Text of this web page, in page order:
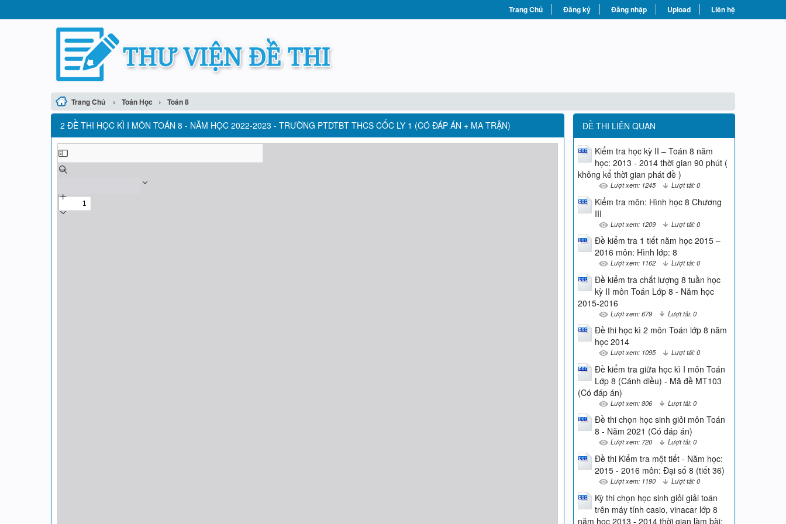
Trang Chủ Đăng ký Đăng nhập Upload Liên hệ
Trang Chủ › Toán Học › Toán 8
2 ĐỀ THI HỌC KÌ I MÔN TOÁN 8 - NĂM HỌC 2022-2023 - TRƯỜNG PTDTBT THCS CỐC LY 1 (CÓ ĐÁP ÁN + MA TRẬN) ĐỀ THI LIÊN QUAN
Kiểm tra học kỳ II – Toán 8 năm
học: 2013 - 2014 thời gian 90 phút (
không kể thời gian phát đề )
Lượt xem: 1245 Lượt tải: 0
Kiểm tra môn: Hình học 8 Chương
III
Lượt xem: 1209 Lượt tải: 0
Đề kiểm tra 1 tiết năm học 2015 –
2016 môn: Hình lớp: 8
Lượt xem: 1162 Lượt tải: 0
Đề kiểm tra chất lượng 8 tuần học
kỳ II môn Toán Lớp 8 - Năm học
2015-2016
Lượt xem: 679 Lượt tải: 0
Đề thi học kì 2 môn Toán lớp 8 năm
học 2014
Lượt xem: 1095 Lượt tải: 0
Đề kiểm tra giữa học kì I môn Toán
Lớp 8 (Cánh diều) - Mã đề MT103
(Có đáp án)
Lượt xem: 806 Lượt tải: 0
Đề thi chọn học sinh giỏi môn Toán
8 - Năm 2021 (Có đáp án)
Lượt xem: 720 Lượt tải: 0
Đề thi Kiểm tra một tiết - Năm học:
2015 - 2016 môn: Đại số 8 (tiết 36)
Lượt xem: 1190 Lượt tải: 0
Kỳ thi chọn học sinh giỏi giải toán
trên máy tính casio, vinacar lớp 8
năm học 2013 - 2014 thời gian làm bài: